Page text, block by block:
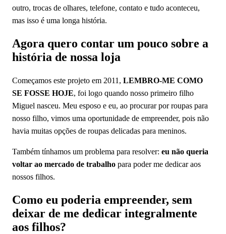
outro, trocas de olhares, telefone, contato e tudo aconteceu,
mas isso é uma longa história.
Agora quero contar um pouco sobre a
história de nossa loja
Começamos este projeto em 2011, LEMBRO-ME COMO
SE FOSSE HOJE, foi logo quando nosso primeiro filho
Miguel nasceu. Meu esposo e eu, ao procurar por roupas para
nosso filho, vimos uma oportunidade de empreender, pois não
havia muitas opções de roupas delicadas para meninos.
Também tínhamos um problema para resolver: eu não queria
voltar ao mercado de trabalho para poder me dedicar aos
nossos filhos.
Como eu poderia empreender, sem
deixar de me dedicar integralmente
aos filhos?